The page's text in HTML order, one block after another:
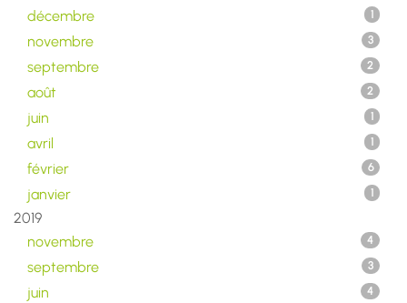
décembre 1
novembre 3
septembre 2
août 2
juin 1
avril 1
février 6
janvier 1
2019
novembre
4
septembre 3
juin 4